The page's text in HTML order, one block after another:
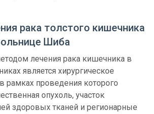
рака толстого кишечника
Шиба
лечения рака кишечника в
является хирургическое
рамках проведения которого
опухоль, участок
здоровых тканей и регионарные